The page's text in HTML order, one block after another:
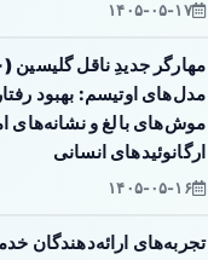
۱۴۰۵-۰۵-۱۷
مدل‌های اوتیسم: بهبود
موش‌های بالغ و نشانه‌های
ارگانوئیدهای انسانی
۱۴۰۵-۰۵-۱۶
تجربه‌های ارائه‌دهندگان